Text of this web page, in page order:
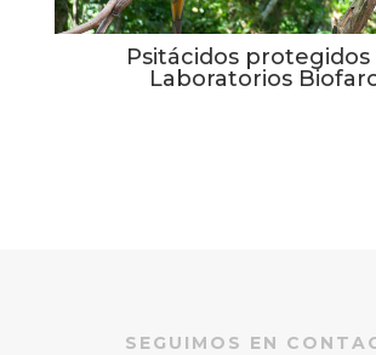
Psitácidos
Laboratorios
SEGUIMOS EN